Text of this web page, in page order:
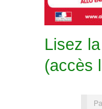
Lisez
(accès